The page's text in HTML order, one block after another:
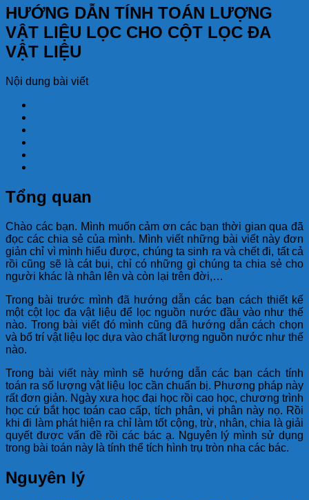
HƯỚNG DẪN TÍNH TOÁN LƯỢNG
VẬT LIỆU LỌC CHO CỘT LỌC ĐA
VẬT LIỆU
Nội dung bài viết
Tổng quan
Chào các bạn. Mình muốn cảm ơn các bạn thời gian qua đã
đọc các chia sẻ của mình. Mình viết những bài viết này đơn
giản chỉ vì mình hiểu được, chúng ta sinh ra và chết đi, tất cả
rồi cũng sẽ là cát bụi, chỉ có những gì chúng ta chia sẻ cho
người khác là nhân lên và còn lại trên đời,…
Trong bài trước mình đã hướng dẫn các bạn cách thiết kế
một cột lọc đa vật liệu để lọc nguồn nước đầu vào như thế
nào. Trong bài viết đó mình cũng đã hướng dẫn cách chọn
và bố trí vật liệu lọc dựa vào chất lượng nguồn nước như thế
nào.
Trong bài viết này mình sẽ hướng dẫn các bạn cách tính
toán ra số lượng vật liệu lọc cần chuẩn bị. Phương pháp này
rất đơn giản. Ngày xưa học đại học rồi cao học, chương trình
học cứ bắt học toán cao cấp, tích phân, vi phân này nọ. Rồi
khi đi làm phát hiện ra chỉ làm tốt cộng, trừ, nhân, chia là giải
quyết được vấn đề rồi các bác ạ. Nguyên lý mình sử dụng
trong bài toán này là tính thể tích hình trụ tròn nha các bác.
Nguyên lý